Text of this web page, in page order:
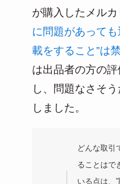
が購入したメル
に問題があって
載をすること”は
は出品者の方の
し、問題なさそ
しました。
どんな取引
ることはで
いる点は、